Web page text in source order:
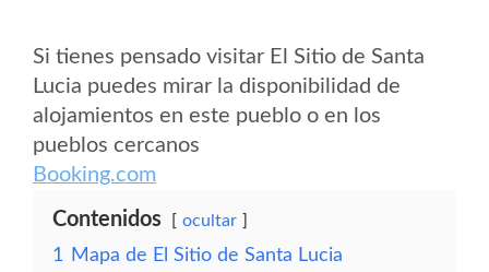
Si tienes pensado visitar El Sitio de Santa
Lucia puedes mirar la disponibilidad de
alojamientos en este pueblo o en los
pueblos cercanos
Booking.com
Contenidos ocultar
1
Mapa de El Sitio de Santa Lucia